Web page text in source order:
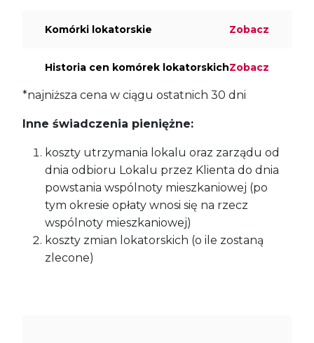
Komórki lokatorskie Zobacz
Historia cen komórek lokatorskichZobacz
*najniższa cena w ciągu ostatnich 30 dni
Inne świadczenia pieniężne:
koszty utrzymania lokalu oraz zarządu od
dnia odbioru Lokalu przez Klienta do dnia
powstania wspólnoty mieszkaniowej (po
tym okresie opłaty wnosi się na rzecz
wspólnoty mieszkaniowej)
koszty zmian lokatorskich (o ile zostaną
zlecone)